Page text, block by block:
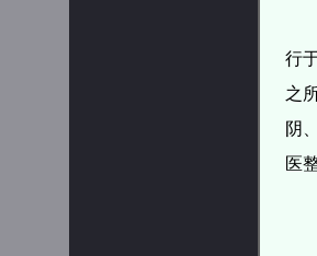
行
之
阴
医